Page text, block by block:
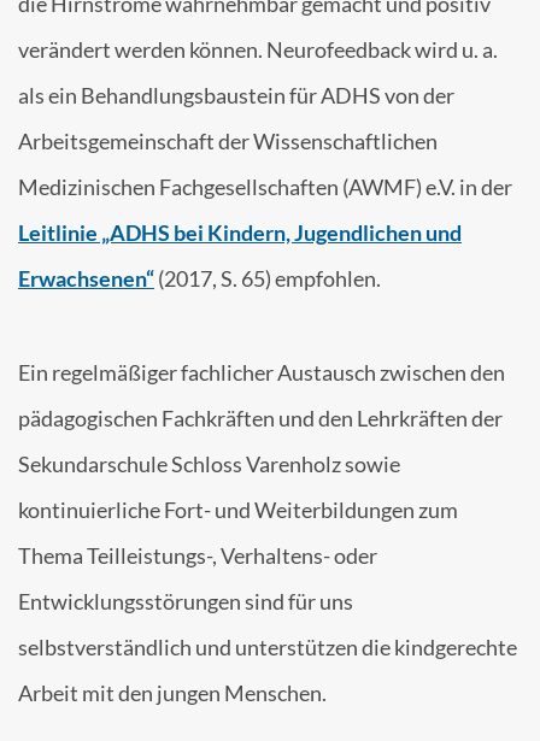
verändert werden können. Neurofeedback wird u. a.
als ein Behandlungsbaustein für ADHS von der
Arbeitsgemeinschaft der Wissenschaftlichen
Medizinischen Fachgesellschaften (AWMF) e.V. in der
Leitlinie „ADHS bei Kindern, Jugendlichen und
Erwachsenen“(2017, S. 65) empfohlen.
Ein regelmäßiger fachlicher Austausch zwischen den
pädagogischen Fachkräften und den Lehrkräften der
Sekundarschule Schloss Varenholz sowie
kontinuierliche Fort- und Weiterbildungen zum
Thema Teilleistungs-, Verhaltens- oder
Entwicklungsstörungen sind für uns
selbstverständlich und unterstützen die kindgerechte
Arbeit mit den jungen Menschen.